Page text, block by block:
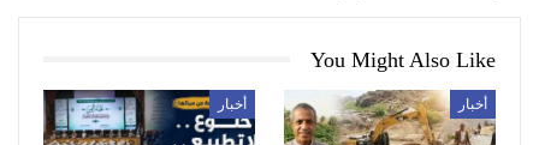
You Might Also Like
أخبار أخبار